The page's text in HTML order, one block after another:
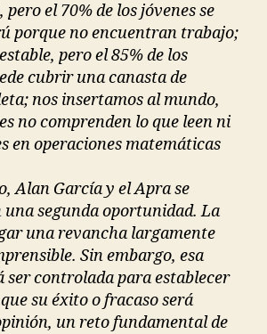
el 70% de los jóvenes se
porque no encuentran trabajo;
pero el 85% de los
cubrir una canasta de
nos insertamos al mundo,
no comprenden lo que leen ni
en operaciones matemáticas
Alan García y el Apra se
segunda oportunidad. La
una revancha largamente
Sin embargo, esa
ser controlada para establecer
su éxito o fracaso será
un reto fundamental de